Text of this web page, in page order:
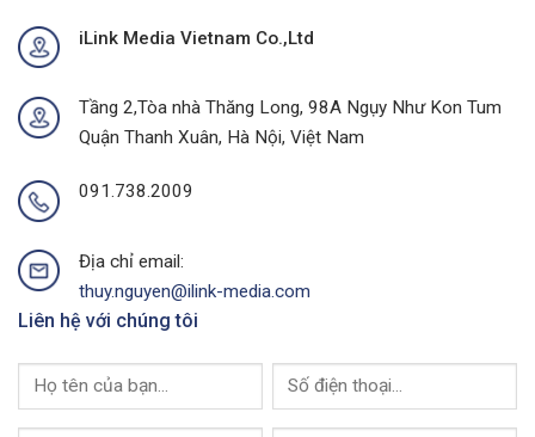
Tại
Buôn
Thuột
Quảng
Link
Media
iLink Media Vietnam Co.,Ltd
Tầng 2,Tòa nhà Thăng Long, 98A Ngụy Như Kon Tum
Quận Thanh Xuân, Hà Nội, Việt Nam
091.738.2009
Địa chỉ email:
thuy.nguyen@ilink-media.com
Liên hệ với chúng tôi